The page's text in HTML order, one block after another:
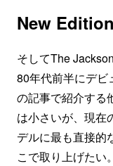
New
そしてThe
80年代前半にデビ
の記事で紹介する
は小さいが、現在
デルに最も直接的
こで取り上げたい。